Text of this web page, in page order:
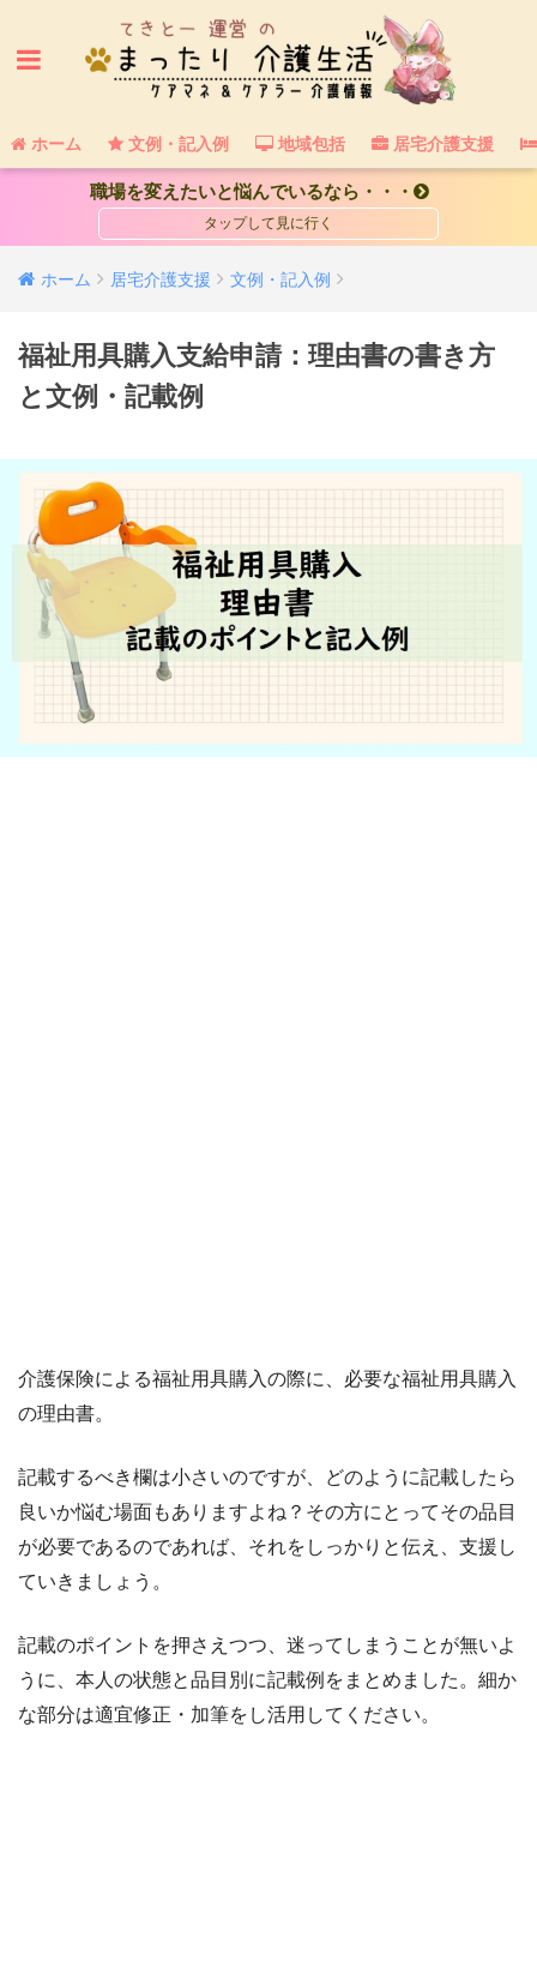
ホーム 文例・記入例 地域包括 居宅介護支援
職場を変えたいと悩んでいるなら・・・
ホーム 居宅介護支援 文例・記入例
福祉用具購入支給申請：理由書の書き方
と文例・記載例
介護保険による福祉用具購入の際に、必要な福祉用具購入
の理由書。
記載するべき欄は小さいのですが、どのように記載したら
良いか悩む場面もありますよね？その方にとってその品目
が必要であるのであれば、それをしっかりと伝え、支援し
ていきましょう。
記載のポイントを押さえつつ、迷ってしまうことが無いよ
うに、本人の状態と品目別に記載例をまとめました。細か
な部分は適宜修正・加筆をし活用してください。